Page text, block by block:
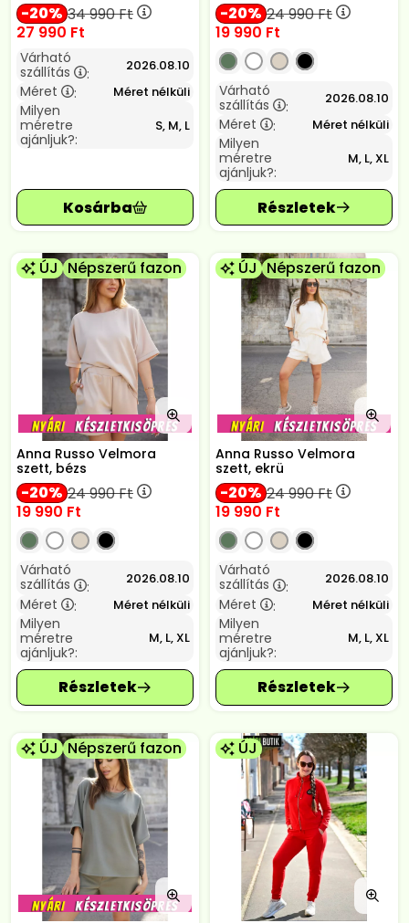
20 34 990Ft
27 990 Ft
Várható
szállítás
: 2026.08.10
Méret : Méret nélküli
Milyen
méretre
ajánljuk?:
S, M, L
20 24 990Ft
19 990 Ft
Várható
szállítás
: 2026.08.10
Méret : Méret nélküli
Milyen
méretre
ajánljuk?:
M, L, XL
ÚJ Népszerű fazon
Anna Russo Velmora
szett, bézs
20 24 990Ft
19 990 Ft
Várható
szállítás
: 2026.08.10
Méret : Méret nélküli
Milyen
méretre
ajánljuk?:
M, L, XL
ÚJ Népszerű fazon
Anna Russo Velmora
szett, ekrü
20 24 990Ft
19 990 Ft
Várható
szállítás
: 2026.08.10
Méret : Méret nélküli
Milyen
méretre
ajánljuk?:
M, L, XL
ÚJ Népszerű fazon ÚJ